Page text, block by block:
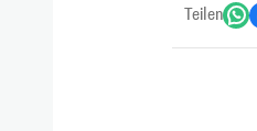
Teilen